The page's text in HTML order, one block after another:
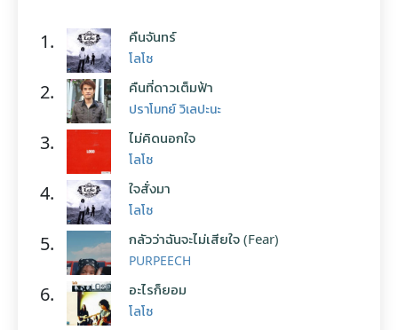
1. คืนจันทร์
โลโซ
2. คืนที่ดาวเต็มฟ้า
ปราโมทย์ วิเลปะนะ
3. ไม่คิดนอกใจ
โลโซ
4. ใจสั่งมา
โลโซ
5. กลัวว่าฉันจะไม่เสียใจ (Fear)
PURPEECH
6. อะไรก็ยอม
โลโซ